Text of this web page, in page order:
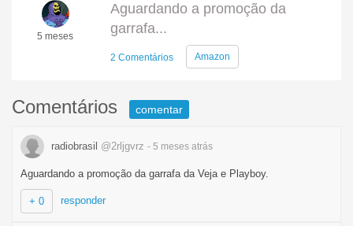
5 meses
Aguardando a promoção da
garrafa...
2 Comentários Amazon
Comentários comentar
radiobrasil @2rljgvrz - 5 meses atrás
Aguardando a promoção da garrafa da Veja e Playboy.
+ 0 responder